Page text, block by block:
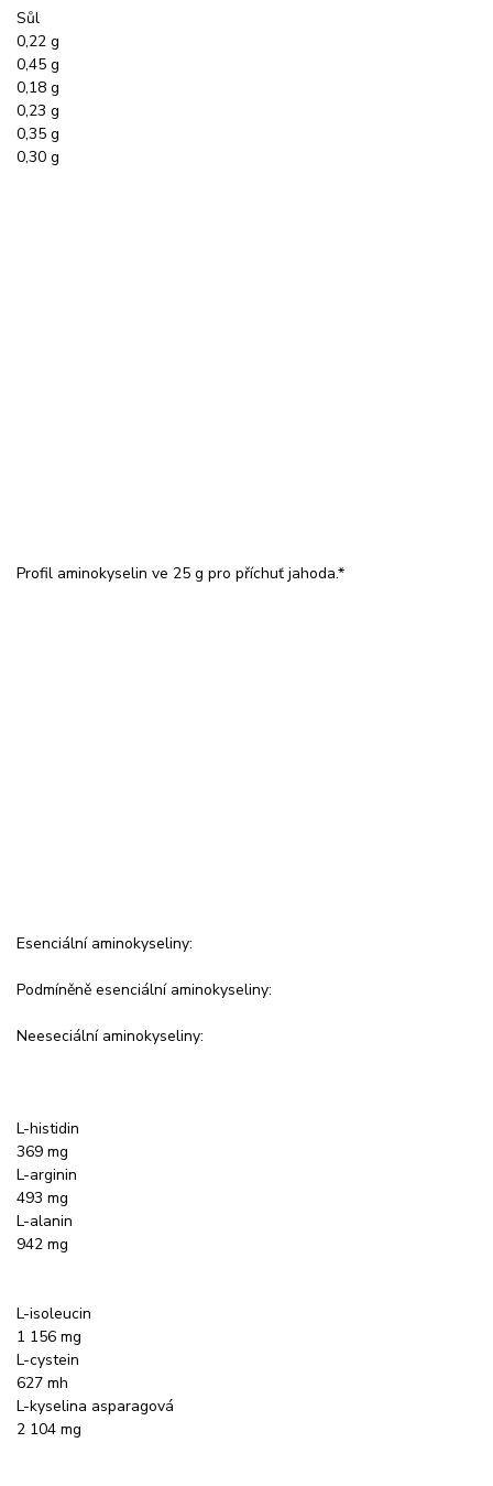
Sůl
0,22 g
0,45 g
0,18 g
0,23 g
0,35 g
0,30 g
Profil aminokyselin ve 25 g pro příchuť jahoda.*
Esenciální aminokyseliny:
Podmíněně esenciální aminokyseliny:
Neeseciální aminokyseliny:
L-histidin
369 mg
L-arginin
493 mg
L-alanin
942 mg
L-isoleucin
1 156 mg
L-cystein
627 mh
L-kyselina asparagová
2 104 mg